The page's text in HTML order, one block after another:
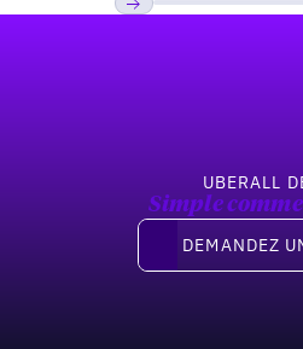
UBERALL
Simple
Demandez une
DEMANDEZ